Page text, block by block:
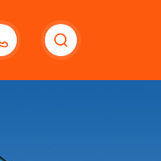
18123966210